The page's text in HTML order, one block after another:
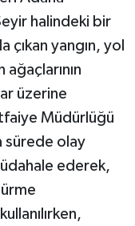
halindeki bir
çıkan yangın, yol
üzerine
Müdürlüğü
sürede olay
ederek,